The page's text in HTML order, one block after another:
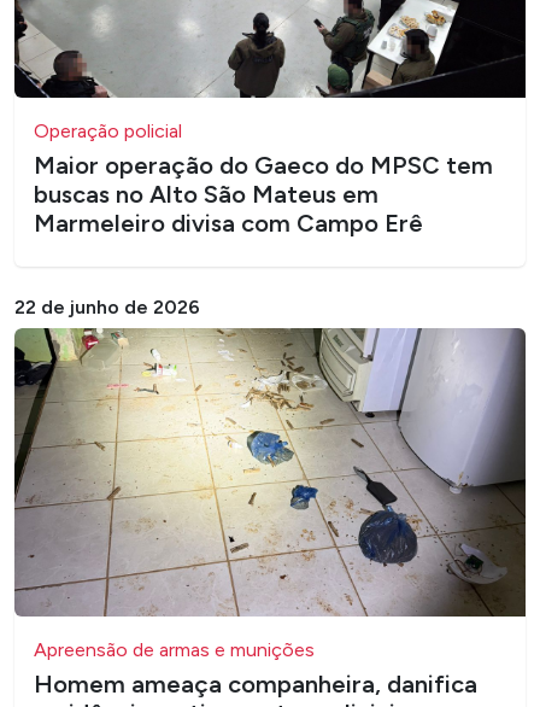
Operação policial
Maior operação do Gaeco do MPSC tem
buscas no Alto São Mateus em
Marmeleiro divisa com Campo Erê
22 de junho de 2026
Apreensão de armas e munições
Homem ameaça companheira, danifica